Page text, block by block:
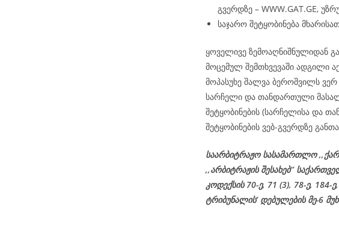
გვერდზე – WWW.GAT.GE,
საჯარო შეტყობინება
ყოველივე ზემოაღნიშნულიდან
მოცემულ შემთხვევაში ადგილი
მოპასუხე შალვა ბეროშვილს ვერ
სარჩელი და თანდართული
შეტყობინების (სარჩელისა და
შეტყობინების ვებ-გვერდზე
საარბიტრაჟო სასამართლო
,,არბიტრაჟის შესახებ’’
კოდექსის 70-ე, 71 (3), 78-ე, 184-
ტრიბუნალის’ დებულების მე-6